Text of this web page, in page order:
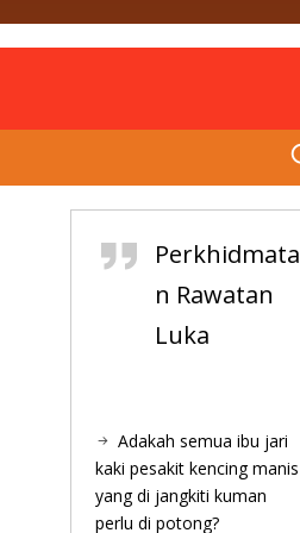
Perkhidmata
n Rawatan
Luka
Adakah semua ibu jari
kaki pesakit kencing manis
yang di jangkiti kuman
perlu di potong?